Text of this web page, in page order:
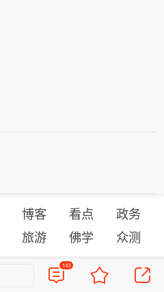
博客 看点
政务
旅游 佛学 众测
143